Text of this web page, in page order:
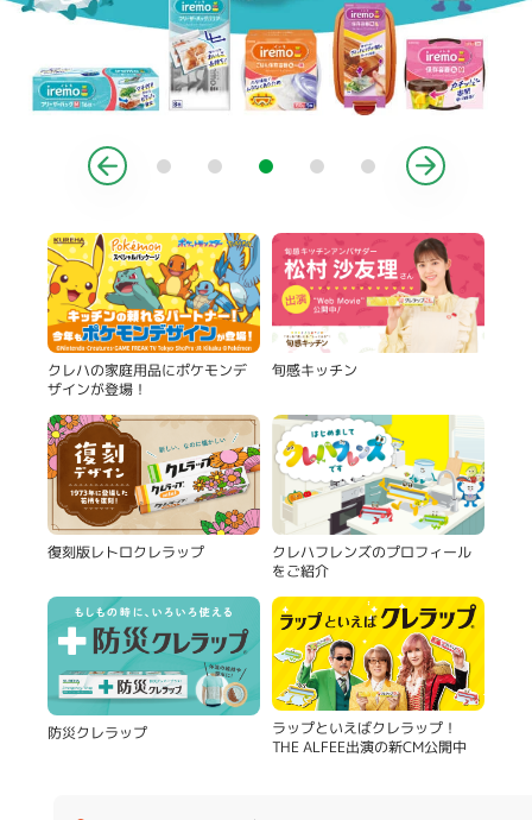
クレハの家庭用品にポケモンデ
ザインが登場！
旬感キッチン
復刻版レトロクレラップ クレハフレンズのプロフィール
をご紹介
防災クレラップ ラップといえばクレラップ！
THE ALFEE出演の新CM公開中